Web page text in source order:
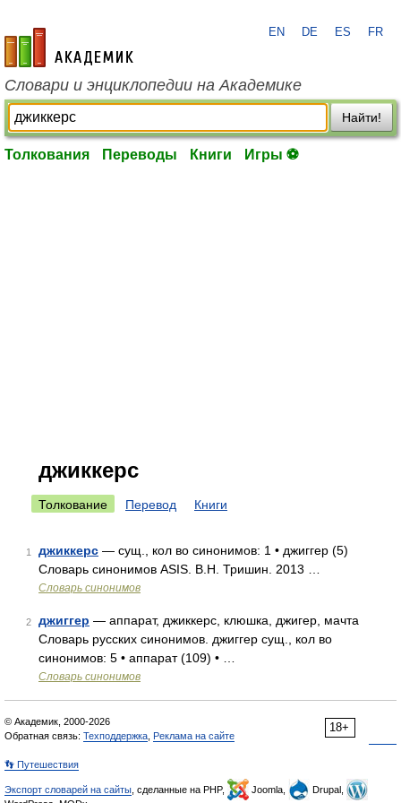
academic.ru
EN DE ES FR
Словари и энциклопедии на Академике
Найти!
Толкования Переводы Книги Игры ⚽
джиккерс
Толкование Перевод Книги
1 джиккерс — сущ., кол во синонимов: 1 • джиггер (5)
Словарь синонимов ASIS. В.Н. Тришин. 2013 …
Словарь синонимов
2 джиггер — аппарат, джиккерс, клюшка, джигер, мачта
Словарь русских синонимов. джиггер сущ., кол во
синонимов: 5 • аппарат (109) • …
Словарь синонимов
18+
© Академик, 2000-2026
Обратная связь: Техподдержка Реклама на сайте
👣 Путешествия
Экспорт словарей на сайты , сделанные на PHP, Joomla,
Drupal,